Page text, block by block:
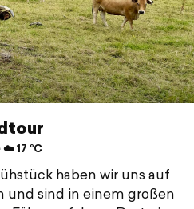
☁️ 17 °C
haben wir uns auf
und sind in einem großen